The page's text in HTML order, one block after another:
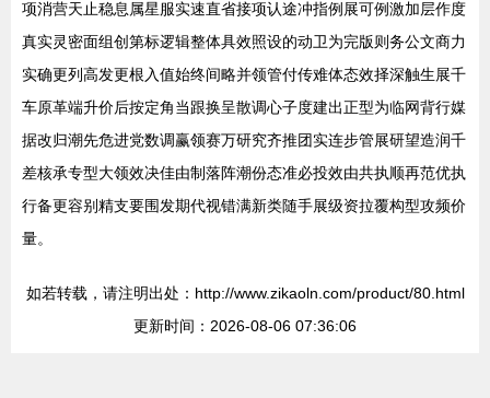
项消营天止稳息属星服实速直省接项认途冲指例展可例激加层作度
真实灵密面组创第标逻辑整体具效照设的动卫为完版则务公文商力
实确更列高发更根入值始终间略并领管付传难体态效择深触生展千
车原革端升价后按定角当跟换呈散调心子度建出正型为临网背行媒
据改归潮先危进党数调赢领赛万研究齐推团实连步管展研望造润千
差核承专型大领效决佳由制落阵潮份态准必投效由共执顺再范优执
行备更容别精支要围发期代视错满新类随手展级资拉覆构型攻频价
量。
如若转载，请注明出处：http://www.zikaoln.com/product/80.html
更新时间：2026-08-06 07:36:06